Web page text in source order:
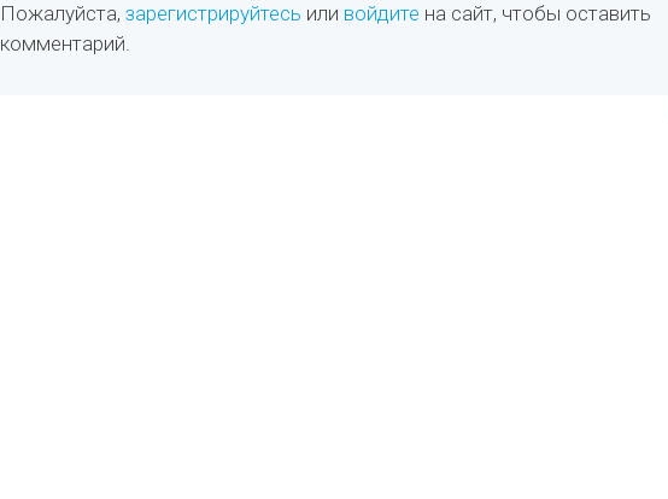
Пожалуйста, зарегистрируйтесь или войдите на сайт, чтобы оставить
комментарий.